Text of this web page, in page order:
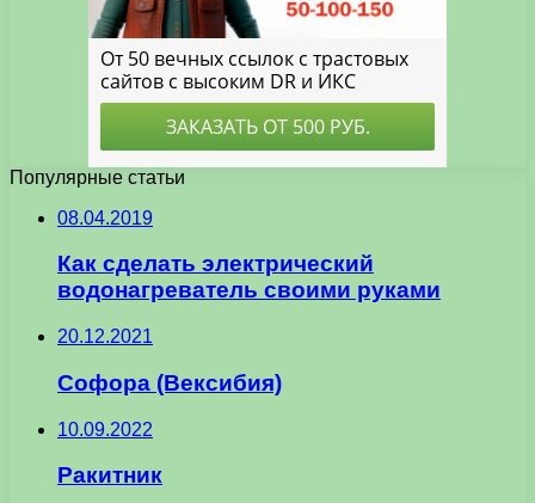
Популярные статьи
08.04.2019
Как сделать электрический
водонагреватель своими руками
20.12.2021
Софора (Вексибия)
10.09.2022
Ракитник